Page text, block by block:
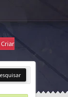
Criar